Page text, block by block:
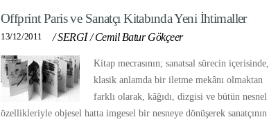
Offprint Paris ve Sanatçı Kitabında Yeni İhtimaller
13/12/2011 /SERGİ /Cemil Batur Gökçeer
Kitap mecrasının; sanatsal sürecin içerisinde,
klasik anlamda bir iletme mekânı olmaktan
farklı olarak, kâğıdı, dizgisi ve bütün nesnel
özellikleriyle objesel hatta imgesel bir nesneye dönüşerek sanatçının